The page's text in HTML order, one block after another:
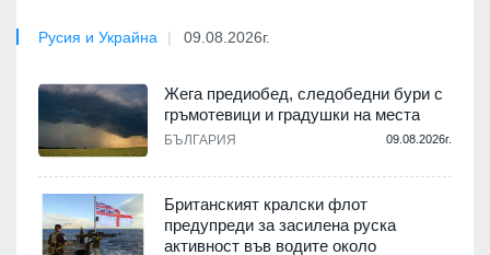
Русия и Украйна 09.08.2026г.
Жега предиобед, следобедни бури с
гръмотевици и градушки на места
БЪЛГАРИЯ 09.08.2026г.
Британският кралски флот
предупреди за засилена руска
активност във водите около